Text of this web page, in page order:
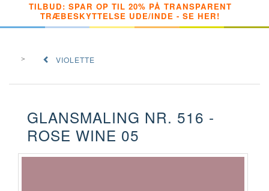
TILBUD: SPAR OP TIL 20% PÅ TRANSPARENT
TRÆBESKYTTELSE UDE/INDE - SE HER!
VIOLETTE
GLANSMALING NR. 516 -
ROSE WINE 05